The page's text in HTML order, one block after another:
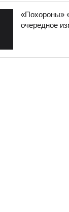
«Похороны»
очередное